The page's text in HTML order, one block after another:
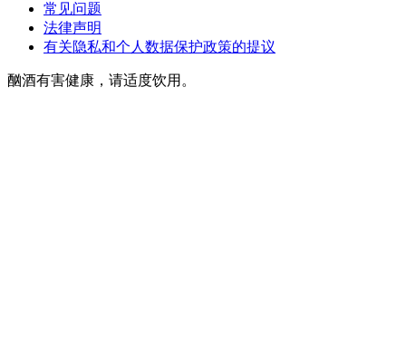
常见问题
法律声明
有关隐私和个人数据保护政策的提议
酗酒有害健康，请适度饮用。